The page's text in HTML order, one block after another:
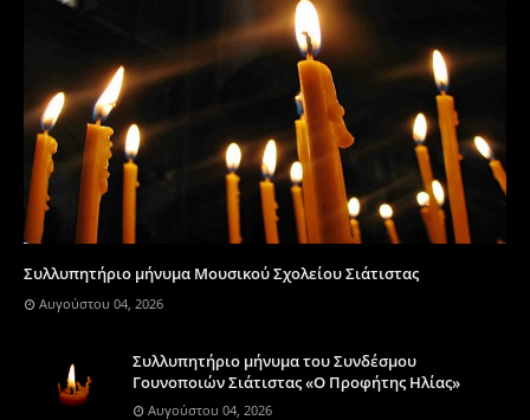
Συλλυπητήριο μήνυμα Μουσικού Σχολείου Σιάτιστας
Αυγούστου 04, 2026
Συλλυπητήριο μήνυμα του Συνδέσμου
Γουνοποιών Σιάτιστας «Ο Προφήτης Ηλίας»
Αυγούστου 04, 2026